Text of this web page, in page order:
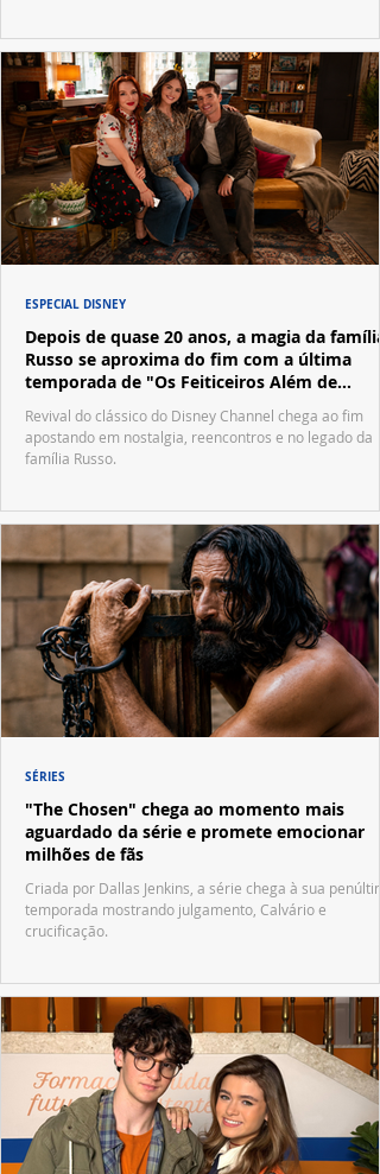
Depois de quase 20 anos, a magia da família
Russo se aproxima do fim com a última
temporada de "Os Feiticeiros Além de
Waverly Place"
Revival do clássico do Disney Channel chega ao fim
apostando em nostalgia, reencontros e no legado da
família Russo.
ESPECIAL DISNEY
"The Chosen" chega ao momento mais
aguardado da série e promete emocionar
milhões de fãs
Criada por Dallas Jenkins, a série chega à sua
temporada mostrando julgamento, Calvário e
crucificação.
SÉRIES